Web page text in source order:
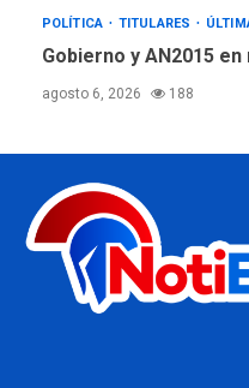
POLÍTICA TITULARES
Gobierno y AN2015
agosto 6, 2026 188